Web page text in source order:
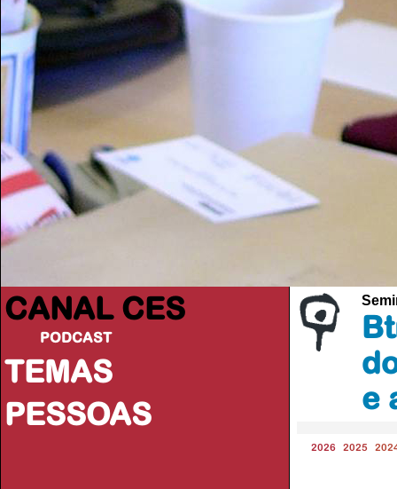
CANAL CES
PODCAST
TEMAS
PESSOAS
e
2026 2025